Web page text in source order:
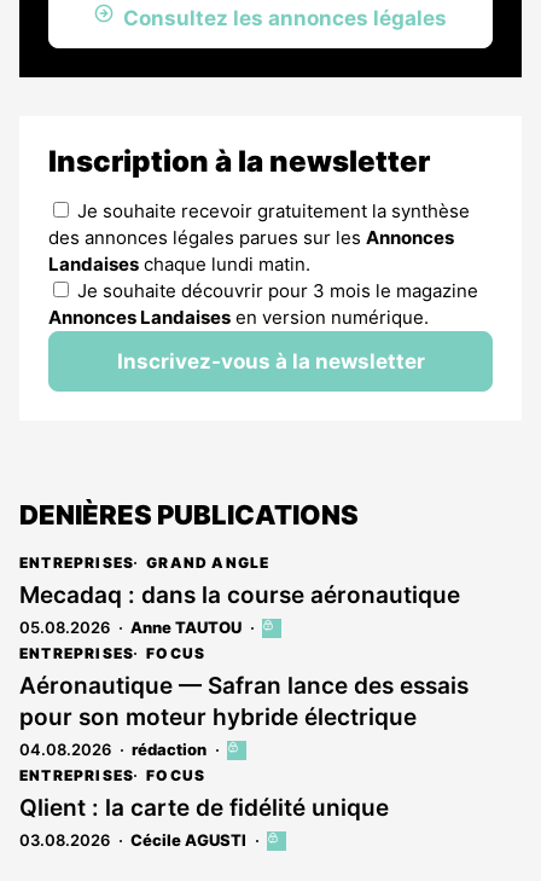
Consultez les annonces légales
Inscription à la newsletter
Je souhaite recevoir gratuitement la synthèse
des annonces légales parues sur les Annonces
Landaises chaque lundi matin.
Je souhaite découvrir pour 3 mois le magazine
Annonces Landaises en version numérique.
Inscrivez-vous à la newsletter
DENIÈRES PUBLICATIONS
ENTREPRISES GRAND ANGLE
Mecadaq : dans la course aéronautique
05.08.2026 Anne TAUTOU
Cet
réservé
aux
ENTREPRISES FOCUS
Aéronautique — Safran lance des essais
pour son moteur hybride électrique
04.08.2026 rédaction
Cet
est
réservé
aux
ENTREPRISES FOCUS
Qlient : la carte de fidélité unique
03.08.2026 Cécile AGUSTI
Cet